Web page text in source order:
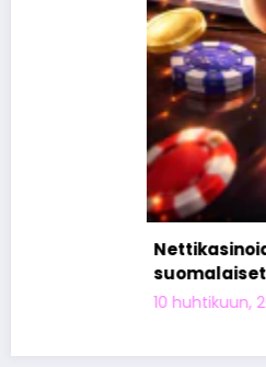
Nettikasinoiden
suomalaiset julkkikset
10 huhtikuun, 2026 Olivia